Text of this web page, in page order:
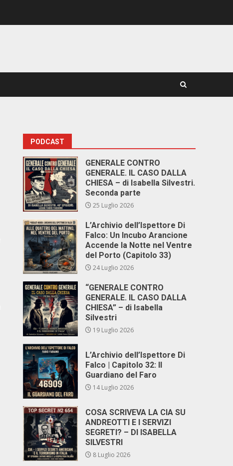
PODCAST
GENERALE CONTRO
GENERALE. IL CASO DALLA
CHIESA – di Isabella Silvestri.
Seconda parte
25 Luglio 2026
L’Archivio dell’Ispettore Di
Falco: Un Incubo Arancione
Accende la Notte nel Ventre
del Porto (Capitolo 33)
24 Luglio 2026
“GENERALE CONTRO
GENERALE. IL CASO DALLA
CHIESA” – di Isabella
Silvestri
19 Luglio 2026
L’Archivio dell’Ispettore Di
Falco | Capitolo 32: Il
Guardiano del Faro
14 Luglio 2026
COSA SCRIVEVA LA CIA SU
ANDREOTTI E I SERVIZI
SEGRETI? – DI ISABELLA
SILVESTRI
8 Luglio 2026